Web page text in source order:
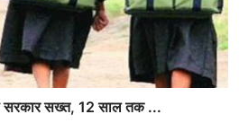
सरकार सख्त, 12 साल तक ...